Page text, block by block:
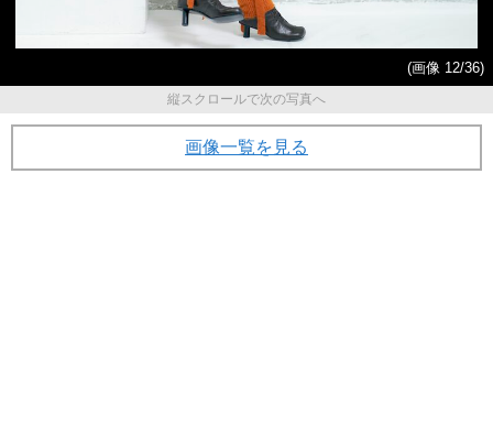
(画像 12/36)
縦スクロールで次の写真へ
画像一覧を見る